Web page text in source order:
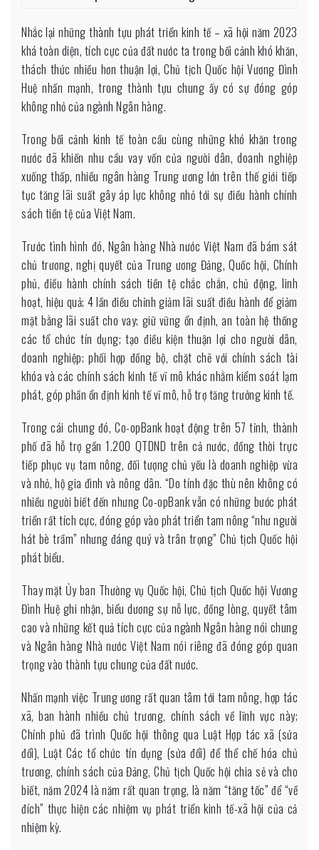
Nhắc lại những thành tựu phát triển kinh tế – xã hội năm 2023
khá toàn diện, tích cực của đất nước ta trong bối cảnh khó khăn,
thách thức nhiều hơn thuận lợi, Chủ tịch Quốc hội Vương Đình
Huệ nhấn mạnh, trong thành tựu chung ấy có sự đóng góp
không nhỏ của ngành Ngân hàng.
Trong bối cảnh kinh tế toàn cầu cùng những khó khăn trong
nước đã khiến nhu cầu vay vốn của người dân, doanh nghiệp
xuống thấp, nhiều ngân hàng Trung ương lớn trên thế giới tiếp
tục tăng lãi suất gây áp lực không nhỏ tới sự điều hành chính
sách tiền tệ của Việt Nam.
Trước tình hình đó, Ngân hàng Nhà nước Việt Nam đã bám sát
chủ trương, nghị quyết của Trung ương Đảng, Quốc hội, Chính
phủ, điều hành chính sách tiền tệ chắc chắn, chủ động, linh
hoạt, hiệu quả; 4 lần điều chỉnh giảm lãi suất điều hành để giảm
mặt bằng lãi suất cho vay; giữ vững ổn định, an toàn hệ thống
các tổ chức tín dụng; tạo điều kiện thuận lợi cho người dân,
doanh nghiệp; phối hợp đồng bộ, chặt chẽ với chính sách tài
khóa và các chính sách kinh tế vĩ mô khác nhằm kiểm soát lạm
phát, góp phần ổn định kinh tế vĩ mô, hỗ trợ tăng trưởng kinh tế.
Trong cái chung đó, Co-opBank hoạt động trên 57 tỉnh, thành
phố đã hỗ trợ gần 1.200 QTDND trên cả nước, đồng thời trực
tiếp phục vụ tam nông, đối tượng chủ yếu là doanh nghiệp vừa
và nhỏ, hộ gia đình và nông dân. “Do tính đặc thù nên không có
nhiều người biết đến nhưng Co-opBank vẫn có những bước phát
triển rất tích cực, đóng góp vào phát triển tam nông “như người
hát bè trầm” nhưng đáng quý và trân trọng” Chủ tịch Quốc hội
phát biểu.
Thay mặt Ủy ban Thường vụ Quốc hội, Chủ tịch Quốc hội Vương
Đình Huệ ghi nhận, biểu dương sự nỗ lực, đồng lòng, quyết tâm
cao và những kết quả tích cực của ngành Ngân hàng nói chung
và Ngân hàng Nhà nước Việt Nam nói riêng đã đóng góp quan
trọng vào thành tựu chung của đất nước.
Nhấn mạnh việc Trung ương rất quan tâm tới tam nông, hợp tác
xã, ban hành nhiều chủ trương, chính sách về lĩnh vực này;
Chính phủ đã trình Quốc hội thông qua Luật Hợp tác xã (sửa
đổi), Luật Các tổ chức tín dụng (sửa đổi) để thể chế hóa chủ
trương, chính sách của Đảng, Chủ tịch Quốc hội chia sẻ và cho
biết, năm 2024 là năm rất quan trọng, là năm “tăng tốc” để “về
đích” thực hiện các nhiệm vụ phát triển kinh tế-xã hội của cả
nhiệm kỳ.